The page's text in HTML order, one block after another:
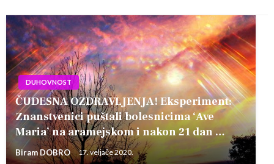
DUHOVNOST
ČUDESNA OZDRAVLJENJA! Eksperiment:
Znanstvenici puštali bolesnicima ‘Ave
Maria’ na aramejskom i nakon 21 dan …
Biram DOBRO 17. veljače 2020.